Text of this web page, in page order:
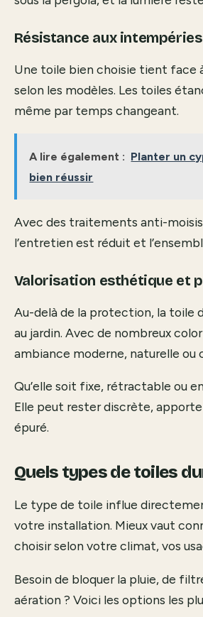
Résistance aux
Une toile bien choisie tient face
selon les modèles. Les toiles
même par temps changeant.
A lire également : Planter un
bien réussir
Avec des traitements anti-
l’entretien est réduit et
Valorisation esthétique et
Au-delà de la protection, la toile
au jardin. Avec de nombreux
ambiance moderne, naturelle ou
Qu’elle soit fixe, rétractable ou
Elle peut rester discrète,
épuré.
Quels types de toiles
Le type de toile influe
votre installation. Mieux vaut
choisir selon votre climat, vos
Besoin de bloquer la pluie, de
aération ? Voici les options les